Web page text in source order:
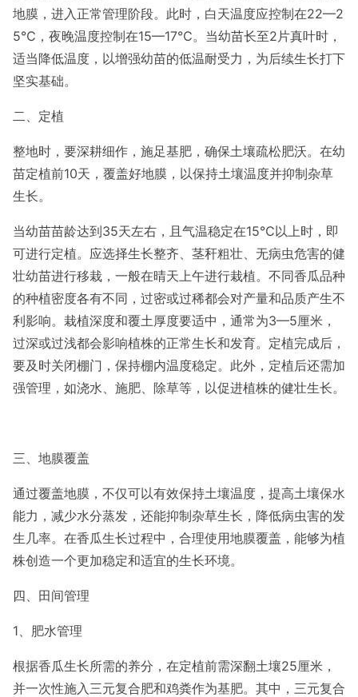
地膜，进入正常管理阶段。此时，白天温度应控制在22—2
5℃，夜晚温度控制在15—17℃。当幼苗长至2片真叶时，
适当降低温度，以增强幼苗的低温耐受力，为后续生长打下
坚实基础。
二、定植
整地时，要深耕细作，施足基肥，确保土壤疏松肥沃。在幼
苗定植前10天，覆盖好地膜，以保持土壤温度并抑制杂草
生长。
当幼苗苗龄达到35天左右，且气温稳定在15℃以上时，即
可进行定植。应选择生长整齐、茎秆粗壮、无病虫危害的健
壮幼苗进行移栽，一般在晴天上午进行栽植。不同香瓜品种
的种植密度各有不同，过密或过稀都会对产量和品质产生不
利影响。栽植深度和覆土厚度要适中，通常为3—5厘米，
过深或过浅都会影响植株的正常生长和发育。定植完成后，
要及时关闭棚门，保持棚内温度稳定。此外，定植后还需加
强管理，如浇水、施肥、除草等，以促进植株的健壮生长。
三、地膜覆盖
通过覆盖地膜，不仅可以有效保持土壤温度，提高土壤保水
能力，减少水分蒸发，还能抑制杂草生长，降低病虫害的发
生几率。在香瓜生长过程中，合理使用地膜覆盖，能够为植
株创造一个更加稳定和适宜的生长环境。
四、田间管理
1、肥水管理
根据香瓜生长所需的养分，在定植前需深翻土壤25厘米，
并一次性施入三元复合肥和鸡粪作为基肥。其中，三元复合